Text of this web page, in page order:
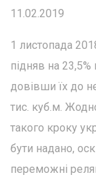
11.02.2019
1 листопада
підняв на
довівши їх до
тис. куб.м.
такого кроку
бути надано,
переможні